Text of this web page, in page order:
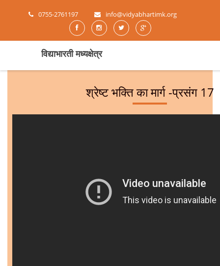
0755-2761197 info@vidyabhartimk.org
विद्याभारती मध्यक्षेत्र
श्रेष्ट भक्ति का मार्ग -प्रसंग 17